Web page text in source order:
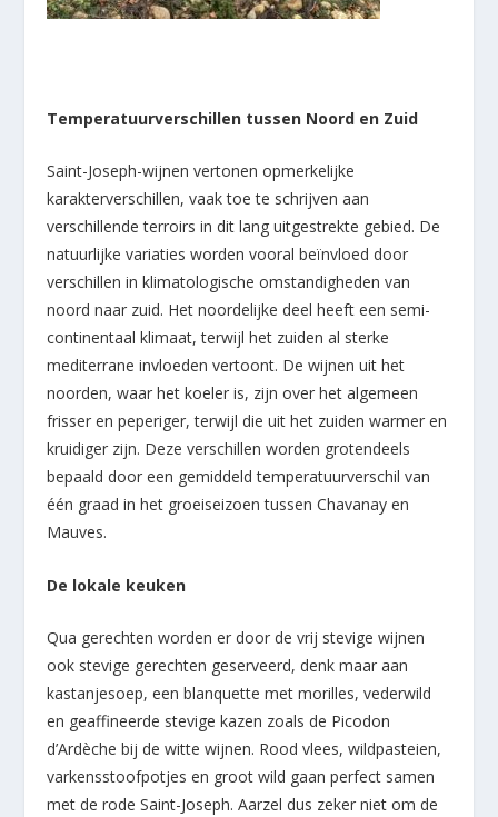
Temperatuurverschillen tussen Noord en Zuid
Saint-Joseph-wijnen vertonen opmerkelijke
karakterverschillen, vaak toe te schrijven aan
verschillende terroirs in dit lang uitgestrekte gebied. De
natuurlijke variaties worden vooral beïnvloed door
verschillen in klimatologische omstandigheden van
noord naar zuid. Het noordelijke deel heeft een semi-
continentaal klimaat, terwijl het zuiden al sterke
mediterrane invloeden vertoont. De wijnen uit het
noorden, waar het koeler is, zijn over het algemeen
frisser en peperiger, terwijl die uit het zuiden warmer en
kruidiger zijn. Deze verschillen worden grotendeels
bepaald door een gemiddeld temperatuurverschil van
één graad in het groeiseizoen tussen Chavanay en
Mauves.
De lokale keuken
Qua gerechten worden er door de vrij stevige wijnen
ook stevige gerechten geserveerd, denk maar aan
kastanjesoep, een blanquette met morilles, vederwild
en geaffineerde stevige kazen zoals de Picodon
d’Ardèche bij de witte wijnen. Rood vlees, wildpasteien,
varkensstoofpotjes en groot wild gaan perfect samen
met de rode Saint-Joseph. Aarzel dus zeker niet om de